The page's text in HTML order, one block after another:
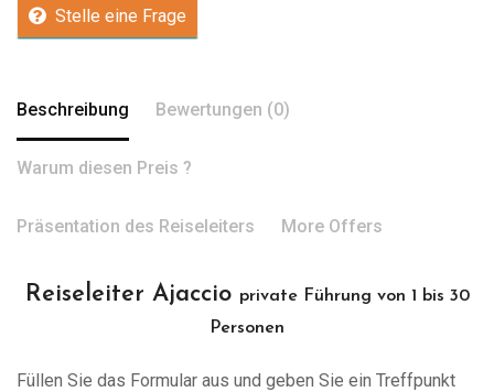
Stelle eine Frage
Beschreibung Bewertungen (0)
Warum diesen Preis ?
Präsentation des Reiseleiters More Offers
Reiseleiter Ajaccio private Führung von 1 bis 30
Personen
Füllen Sie das Formular aus und geben Sie ein Treffpunkt